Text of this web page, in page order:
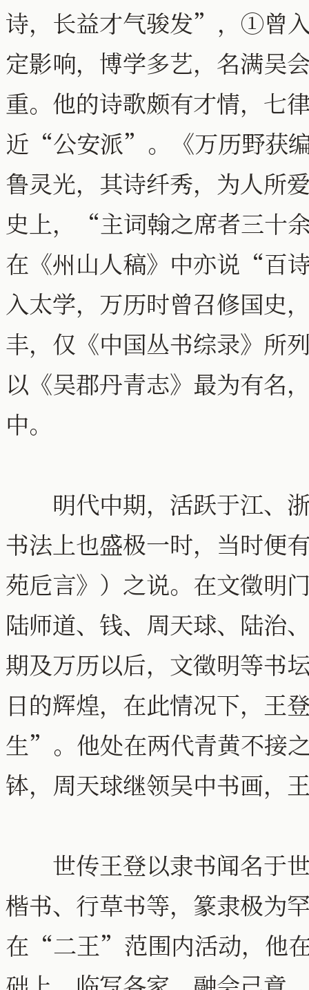
诗，长益才气骏发”，①曾
定影响，博学多艺，名满吴
重。他的诗歌颇有才情，七
近“公安派”。《万历野获
鲁灵光，其诗纤秀，为人所
史上，“主词翰之席者三十
在《州山人稿》中亦说“百
入太学，万历时曾召修国史
丰，仅《中国丛书综录》所
以《吴郡丹青志》最为有名
中。
明代中期，活跃于江、浙
书法上也盛极一时，当时
苑卮言》）之说。在文徵明
陆师道、钱、周天球、陆治
期及万历以后，文徵明等书
日的辉煌，在此情况下，王
生”。他处在两代青黄不接
钵，周天球继领吴中书画，
世传王登以隶书闻名于世
楷书、行草书等，篆隶极为
在“二王”范围内活动，他